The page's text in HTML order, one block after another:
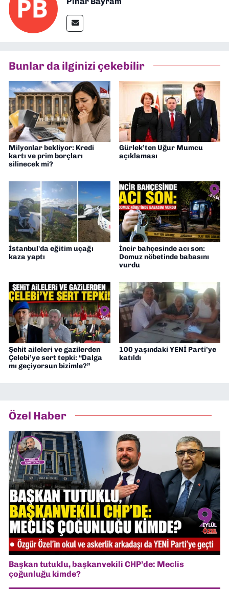
Bunlar da ilginizi çekebilir
Milyonlar bekliyor: Kredi
kartı ve prim borçları
silinecek mi?
Gürlek’ten Uğur Mumcu
açıklaması
İstanbul'da eğitim uçağı
kaza yaptı
İncir bahçesinde acı son:
Domuz nöbetinde babasını
vurdu
Şehit aileleri ve gazilerden
Çelebi’ye sert tepki: “Dalga
mı geçiyorsun bizimle?”
100 yaşındaki YENİ Parti’ye
katıldı
Özel Haber
Başkan tutuklu, başkanvekili CHP’de: Meclis
çoğunluğu kimde?